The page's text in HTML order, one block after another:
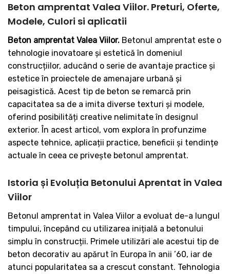
Beton amprentat Valea Viilor. Preturi, Oferte,
Modele, Culori si aplicatii
Beton amprentat Valea Viilor. Betonul amprentat este o
tehnologie inovatoare și estetică în domeniul
construcțiilor, aducând o serie de avantaje practice și
estetice în proiectele de amenajare urbană și
peisagistică. Acest tip de beton se remarcă prin
capacitatea sa de a imita diverse texturi și modele,
oferind posibilități creative nelimitate în designul
exterior. În acest articol, vom explora în profunzime
aspecte tehnice, aplicații practice, beneficii și tendințe
actuale în ceea ce privește betonul amprentat.
Istoria și Evoluția Betonului Aprentat in Valea
Viilor
Betonul amprentat in Valea Viilor a evoluat de-a lungul
timpului, începând cu utilizarea inițială a betonului
simplu în construcții. Primele utilizări ale acestui tip de
beton decorativ au apărut în Europa în anii ’60, iar de
atunci popularitatea sa a crescut constant. Tehnologia